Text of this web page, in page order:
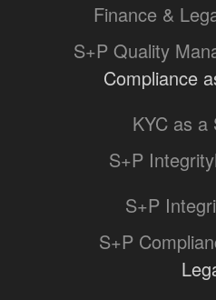
Finance &
S+P Quality
Compliance
KYC as a
S+P
S+P
S+P